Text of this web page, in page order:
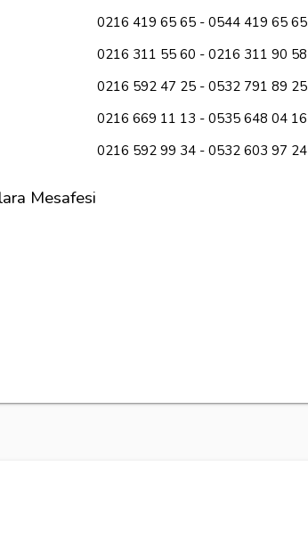
0216 419 65 65 - 0544 419 65 65
0216 311 55 60 - 0216 311 90 58
0216 592 47 25 - 0532 791 89 25
0216 669 11 13 - 0535 648 04 16
0216 592 99 34 - 0532 603 97 24
Mesafesi